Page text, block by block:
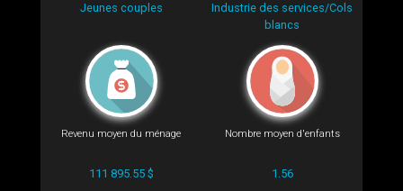
Jeunes couples
Industrie des services/Cols
blancs
Revenu moyen du ménage
111 895.55 $
Nombre moyen d'enfants
1.56